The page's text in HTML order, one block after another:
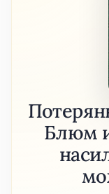
Блюм